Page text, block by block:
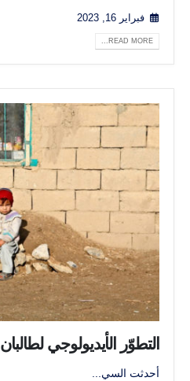
فبراير 16, 2023
READ MORE...
التطوّر الأيديولوجي لطالبان
أحدثت السي...